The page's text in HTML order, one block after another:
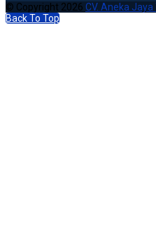
© Copyright 2026 CV. Aneka Jaya
Back To Top